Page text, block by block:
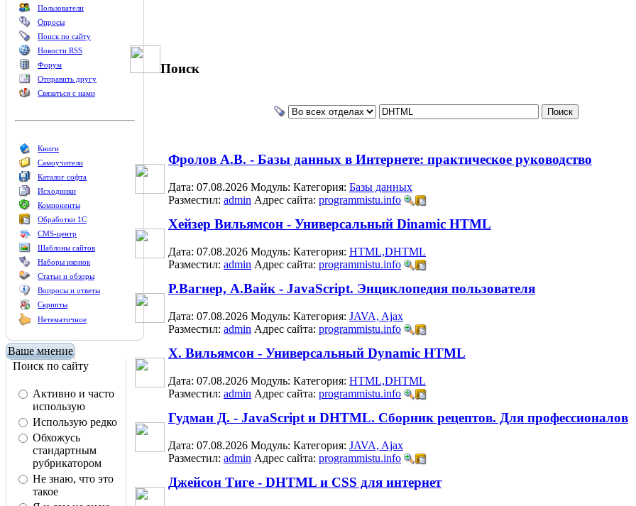
Пользователи
Опросы
Поиск по сайту
Новости RSS
Форум
Отправить другу
Связаться с нами
Книги
Самоучители
Каталог софта
Исходники
Компоненты
Обработки 1С
CMS-центр
Шаблоны сайтов
Наборы иконок
Статьи и обзоры
Вопросы и ответы
Скрипты
Нетематичное
Ваше мнение
Поиск по сайту
Активно и часто
использую
Использую редко
Обхожусь
стандартным
рубрикатором
Не знаю, что это
такое
Поиск
Фролов А.В. - Базы данных в Интернете: практическое руководство
Дата: 07.08.2026 Модуль: Категория: Базы данных
Разместил: admin Адрес сайта: programmistu.info
Хейзер Вильямсон - Универсальный Dinamic HTML
Дата: 07.08.2026 Модуль: Категория: HTML,DHTML
Разместил: admin Адрес сайта: programmistu.info
Р.Вагнер, А.Вайк - JavaScript. Энциклопедия пользователя
Дата: 07.08.2026 Модуль: Категория: JAVA, Ajax
Разместил: admin Адрес сайта: programmistu.info
Х. Вильямсон - Универсальный Dynamic HTML
Дата: 07.08.2026 Модуль: Категория: HTML,DHTML
Разместил: admin Адрес сайта: programmistu.info
Гудман Д. - JavaScript и DHTML. Сборник рецептов. Для профессионалов
Дата: 07.08.2026 Модуль: Категория: JAVA, Ajax
Разместил: admin Адрес сайта: programmistu.info
Джейсон Тиге - DHTML и CSS для интернет